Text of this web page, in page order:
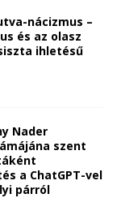
nácizmus –
és az olasz
ihletésű
Nader
szent
a ChatGPT-vel
párról